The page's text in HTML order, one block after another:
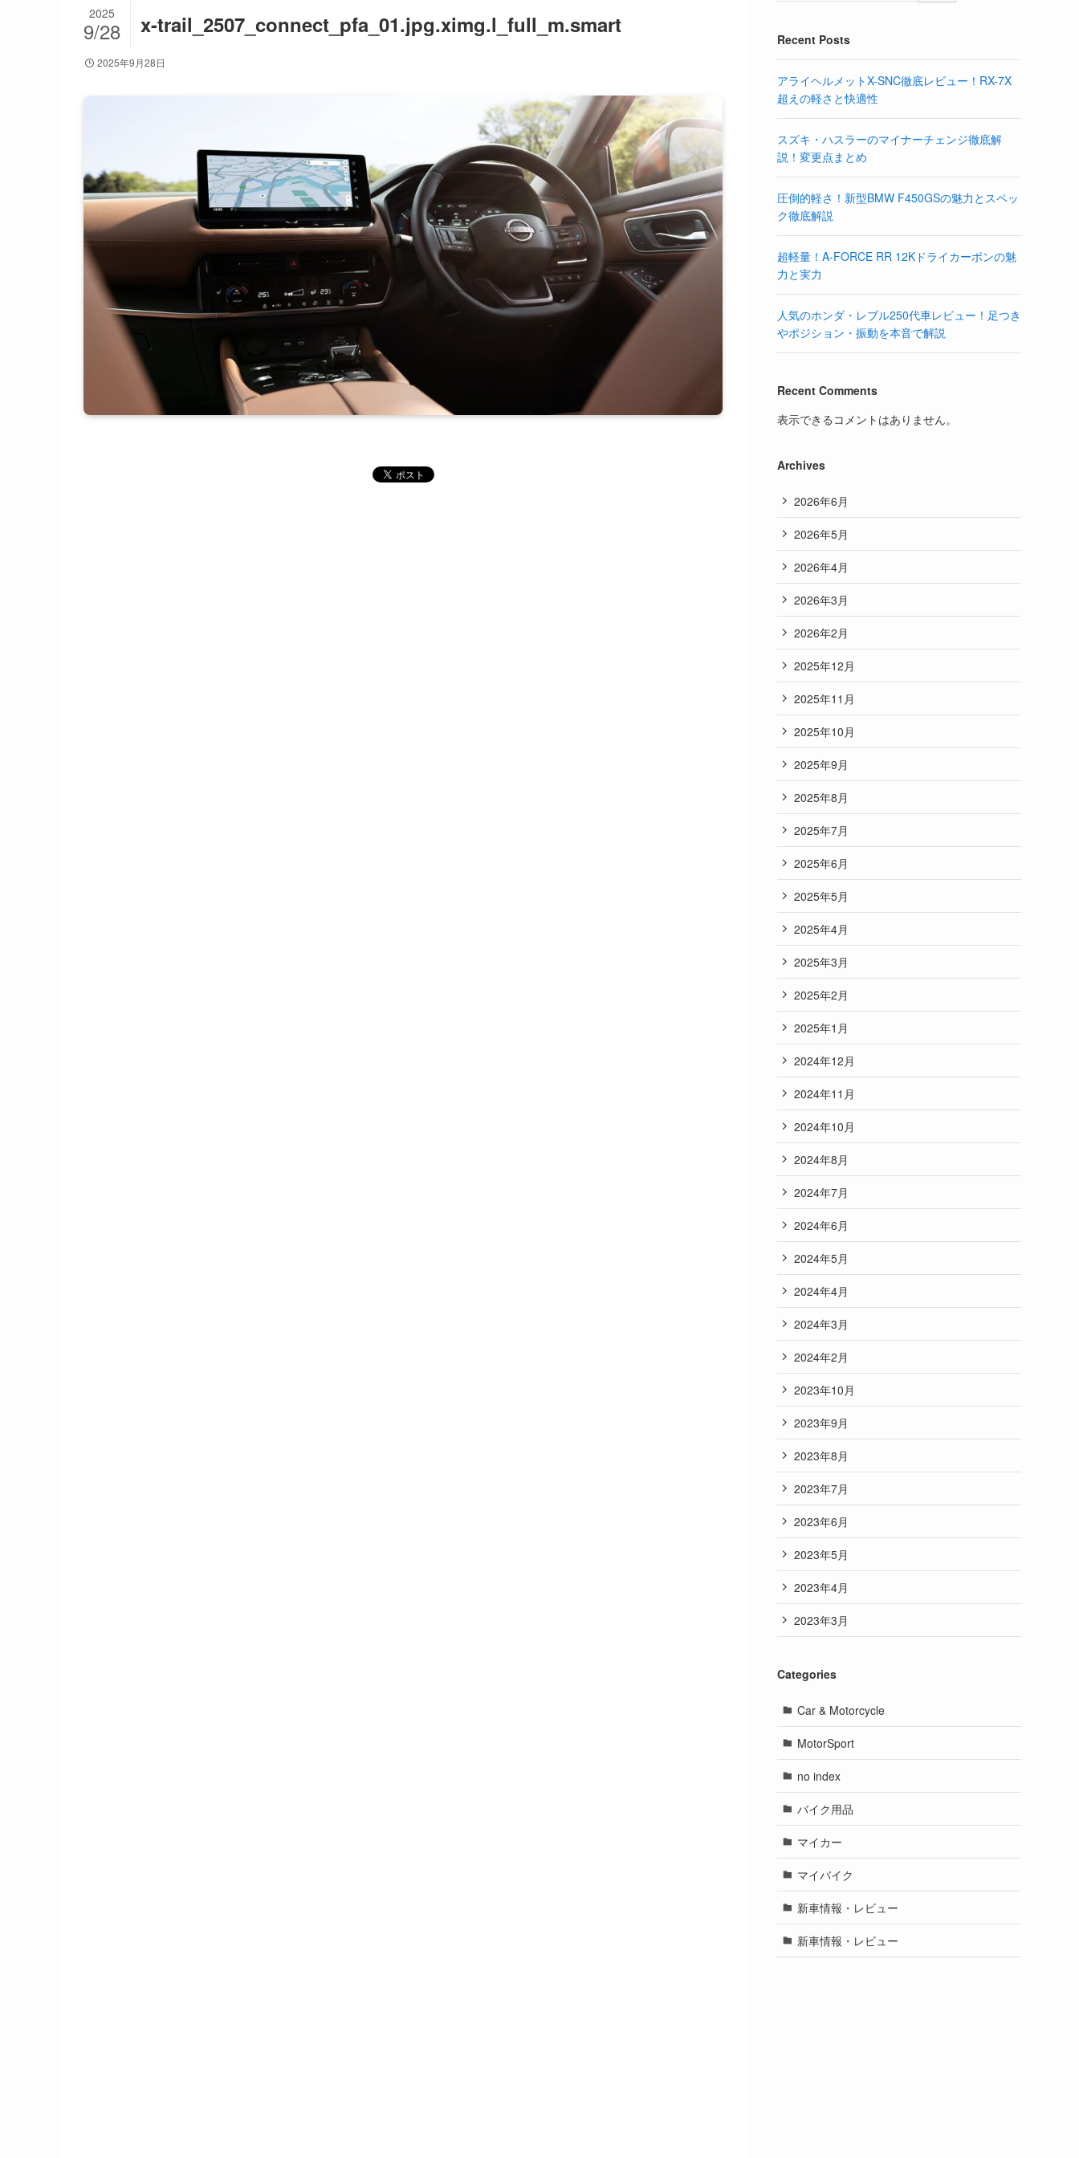
x-trail_2507_connect_pfa_01.jpg.ximg.l_full_m.smart
2025
9/28
2025年9月28日
Recent Posts
アライヘルメットX-SNC徹底レビュー！RX-7X
超えの軽さと快適性
スズキ・ハスラーのマイナーチェンジ徹底解
説！変更点まとめ
圧倒的軽さ！新型BMW F450GSの魅力とスペッ
ク徹底解説
超軽量！A-FORCE RR 12Kドライカーボンの魅
力と実力
人気のホンダ・レブル250代車レビュー！足つき
やポジション・振動を本音で解説
Recent Comments
表示できるコメントはありません。
Archives
2026年6月
2026年5月
2026年4月
2026年3月
2026年2月
2025年12月
2025年11月
2025年10月
2025年9月
2025年8月
2025年7月
2025年6月
2025年5月
2025年4月
2025年3月
2025年2月
2025年1月
2024年12月
2024年11月
2024年10月
2024年8月
2024年7月
2024年6月
2024年5月
2024年4月
2024年3月
2024年2月
2023年10月
2023年9月
2023年8月
2023年7月
2023年6月
2023年5月
2023年4月
2023年3月
Categories
Car & Motorcycle
MotorSport
no index
バイク用品
マイカー
マイバイク
新車情報・レビュー
新車情報・レビュー